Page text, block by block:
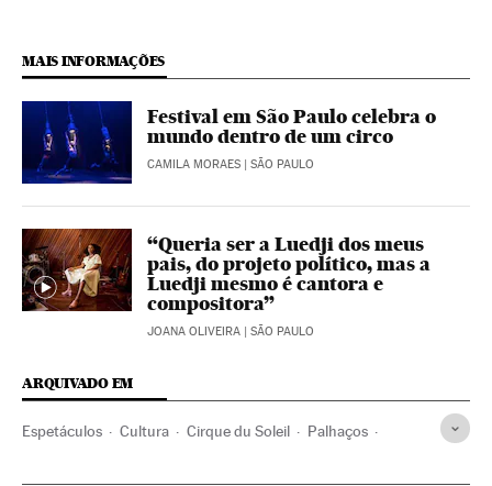
MAIS INFORMAÇÕES
Festival em São Paulo celebra o
mundo dentro de um circo
CAMILA MORAES | SÃO PAULO
“Queria ser a Luedji dos meus
pais, do projeto político, mas a
Luedji mesmo é cantora e
compositora”
JOANA OLIVEIRA | SÃO PAULO
ARQUIVADO EM
Espetáculos Cultura Cirque du Soleil Palhaços